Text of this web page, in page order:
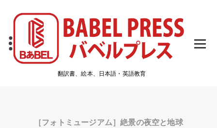
翻訳書、絵本、日本語・英語教育
［フォトミュージアム］絶景の夜空と地球